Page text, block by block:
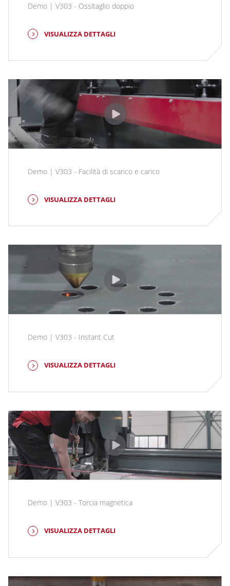
Demo | V303 - Ossitaglio doppio
VISUALIZZA DETTAGLI
Demo | V303 - Facilità di scarico e carico
VISUALIZZA DETTAGLI
Demo | V303 - Instant Cut
VISUALIZZA DETTAGLI
Demo | V303 - Torcia magnetica
VISUALIZZA DETTAGLI